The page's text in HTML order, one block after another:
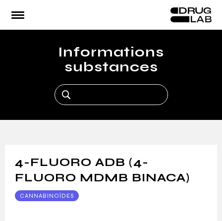
Infos substances Urgences
Informations
substances
4-FLUORO ADB (4-
FLUORO MDMB BINACA)
CANNABINOÏDES